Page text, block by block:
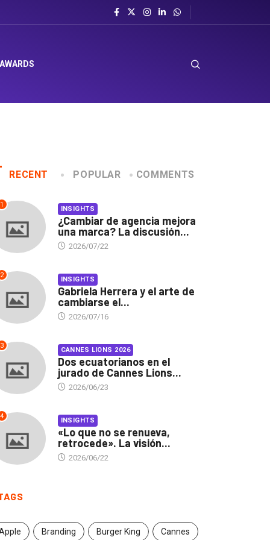
sombrero en Corporación Favorita
RECENT POPULAR COMMENTS
1 INSIGHTS
¿Cambiar de agencia mejora
una marca? La discusión...
2026/07/22
2 INSIGHTS
Gabriela Herrera y el arte de
cambiarse el...
2026/07/16
3 CANNES LIONS 2026
Dos ecuatorianos en el
jurado de Cannes Lions...
2026/06/23
4 INSIGHTS
«Lo que no se renueva,
retrocede». La visión...
2026/06/22
Branding Burger King Cannes